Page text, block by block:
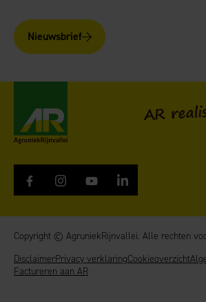
Nieuwsbrief
AR
Copyright © AgruniekRijnvallei. Alle rechten
DisclaimerPrivacy verklaringCookieoverzicht
Factureren aan AR